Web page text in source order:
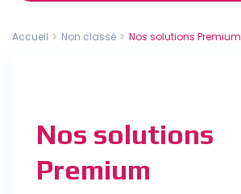
Accueil Non classé Nos solutions Premium
Nos solutions
Premium